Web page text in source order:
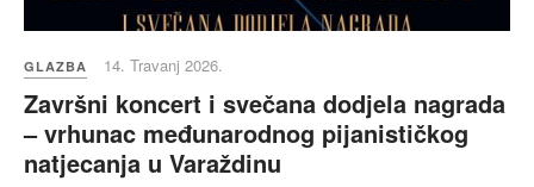
GLAZBA 14. Travanj 2026.
Završni koncert i svečana dodjela nagrada
– vrhunac međunarodnog pijanističkog
natjecanja u Varaždinu